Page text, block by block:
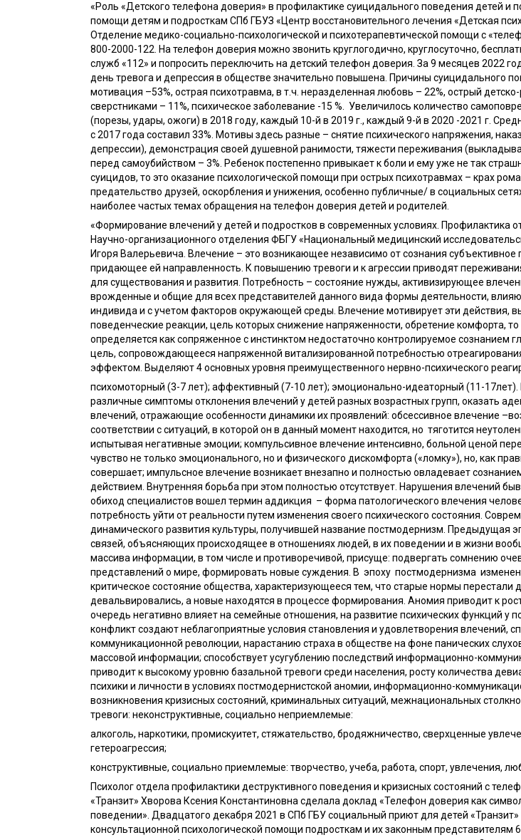
«Роль «Детского телефона доверия» в профилактике суицидального поведения детей
помощи детям и подросткам СПб ГБУЗ «Центр восстановительного лечения «Детская
Отделение медико-социально-психологической и психотерапевтической помощи с
800-2000-122. На телефон доверия можно звонить круглогодично, круглосуточно,
служб «112» и попросить переключить на детский телефон доверия. За 9 месяцев 2022
день тревога и депрессия в обществе значительно повышена. Причины суицидального
мотивация –53%, острая психотравма, в т.ч. неразделенная любовь – 22%, острый
сверстниками – 11%, психическое заболевание -15 %. Увеличилось количество
(порезы, удары, ожоги) в 2018 году, каждый 10-й в 2019 г., каждый 9-й в 2020 -2021 г.
с 2017 года составил 33%. Мотивы здесь разные – снятие психического напряжения,
депрессии), демонстрация своей душевной ранимости, тяжести переживания
перед самоубийством – 3%. Ребенок постепенно привыкает к боли и ему уже не так
суицидов, то это оказание психологической помощи при острых психотравмах – крах
предательство друзей, оскорбления и унижения, особенно публичные/ в социальных
наиболее частых темах обращения на телефон доверия детей и родителей.
«Формирование влечений у детей и подростков в современных условиях. Профилактика
Научно-организационного отделения ФБГУ «Национальный медицинский
Игоря Валерьевича. Влечение – это возникающее независимо от сознания
придающее ей направленность. К повышению тревоги и к агрессии приводят
для существования и развития. Потребность – состояние нужды, активизирующее
врожденные и общие для всех представителей данного вида формы деятельности,
индивида и с учетом факторов окружающей среды. Влечение мотивирует эти действия,
поведенческие реакции, цель которых снижение напряженности, обретение комфорта,
определяется как сопряженное с инстинктом недостаточно контролируемое сознанием
цель, сопровождающееся напряженной витализированной потребностью
эффектом. Выделяют 4 основных уровня преимущественного нервно-психического
психомоторный (3-7 лет); аффективный (7-10 лет); эмоционально-идеаторный (11-
различные симптомы отклонения влечений у детей разных возрастных групп, оказать
влечений, отражающие особенности динамики их проявлений: обсессивное влечение
соответствии с ситуаций, в которой он в данный момент находится, но тяготится
испытывая негативные эмоции; компульсивное влечение интенсивно, больной ценой
чувство не только эмоционального, но и физического дискомфорта («ломку»), но, как
совершает; импульсное влечение возникает внезапно и полностью овладевает
действием. Внутренняя борьба при этом полностью отсутствует. Нарушения влечений
обиход специалистов вошел термин аддикция – форма патологического влечения
потребность уйти от реальности путем изменения своего психического состояния.
динамического развития культуры, получившей название постмодернизм. Предыдущая
связей, объясняющих происходящее в отношениях людей, в их поведении и в жизни
массива информации, в том числе и противоречивой, присуще: подвергать сомнению
представлений о мире, формировать новые суждения. В эпоху постмодернизма
критическое состояние общества, характеризующееся тем, что старые нормы
девальвировались, а новые находятся в процессе формирования. Аномия приводит к
очередь негативно влияет на семейные отношения, на развитие психических функций
конфликт создают неблагоприятные условия становления и удовлетворения влечений,
коммуникационной революции, нарастанию страха в обществе на фоне панических
массовой информации; способствует усугублению последствий информационно-
приводит к высокому уровню базальной тревоги среди населения, росту количества
психики и личности в условиях постмодернистской аномии, информационно-
возникновения кризисных состояний, криминальных ситуаций, межнациональных
тревоги: неконструктивные, социально неприемлемые:
алкоголь, наркотики, промискуитет, стяжательство, бродяжничество, сверхценные
гетероагрессия;
конструктивные, социально приемлемые: творчество, учеба, работа, спорт, увлечения,
Психолог отдела профилактики деструктивного поведения и кризисных состояний с
«Транзит» Хворова Ксения Константиновна сделала доклад «Телефон доверия как
поведении». Двадцатого декабря 2021 в СПб ГБУ социальный приют для детей
консультационной психологической помощи подросткам и их законным